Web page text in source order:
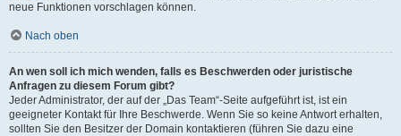
neue Funktionen vorschlagen können.
Nach oben
An wen soll ich mich wenden, falls es Beschwerden oder juristische
Anfragen zu diesem Forum gibt?
Jeder Administrator, der auf der „Das Team“-Seite aufgeführt ist, ist ein
geeigneter Kontakt für Ihre Beschwerde. Wenn Sie so keine Antwort erhalten,
sollten Sie den Besitzer der Domain kontaktieren (führen Sie dazu eine